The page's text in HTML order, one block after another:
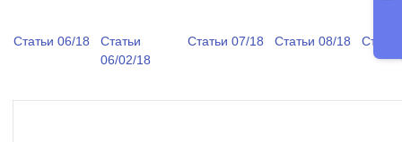
Статьи 06/18
Статьи
06/02/18
Статьи 07/18 Статьи 08/18